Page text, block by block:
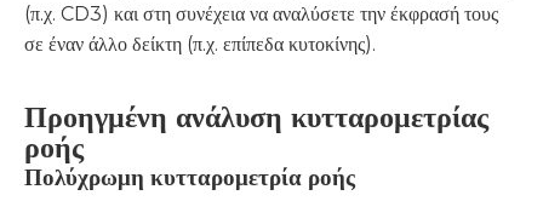
(π.χ. CD3) και στη συνέχεια να αναλύσετε την έκφρασή τους
σε έναν άλλο δείκτη (π.χ. επίπεδα κυτοκίνης).
Προηγμένη ανάλυση κυτταρομετρίας
ροής
Πολύχρωμη κυτταρομετρία ροής